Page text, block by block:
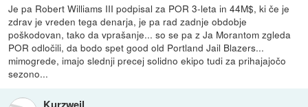
Je pa Robert Williams III podpisal za POR 3-leta in 44M$, ki če je
zdrav je vreden tega denarja, je pa rad zadnje obdobje
poškodovan, tako da vprašanje... so se pa z Ja Morantom zgleda
POR odločili, da bodo spet good old Portland Jail Blazers...
mimogrede, imajo slednji precej solidno ekipo tudi za prihajajočo
sezono...